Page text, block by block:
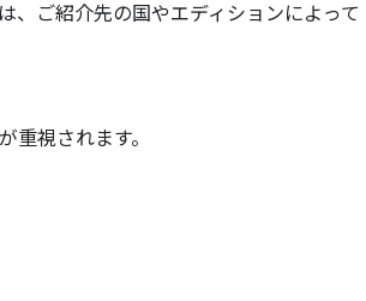
、ご紹介先の国やエディションによって
視されます。